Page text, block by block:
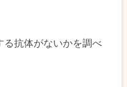
る抗体がないかを調べ